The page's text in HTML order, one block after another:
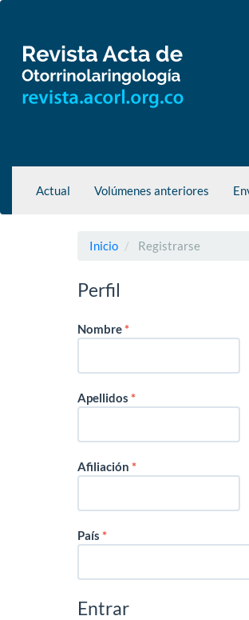
principal
Barra
lateral
Actual Volúmenes anteriores
Inicio Registrarse
Perfil
Nombre*Obligatorio
Apellidos*Obligatorio
Afiliación*Obligatorio
País*Obligatorio
Entrar